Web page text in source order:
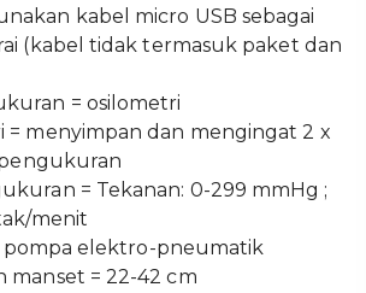
kabel micro USB sebagai
(kabel tidak termasuk paket dan
= osilometri
= menyimpan dan mengingat 2 x
= Tekanan: 0-299 mmHg ;
menit
pompa elektro-pneumatik
manset = 22-42 cm